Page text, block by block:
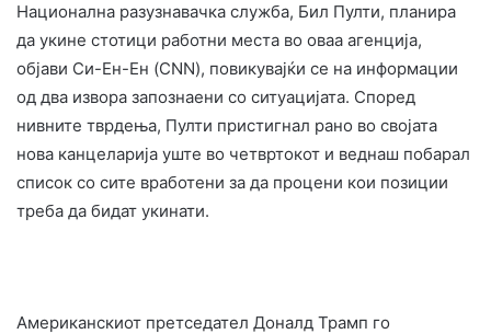
Национална разузнавачка служба, Бил Пулти, планира
да укине стотици работни места во оваа агенција,
објави Си-Ен-Ен (CNN), повикувајќи се на информации
од два извора запознаени со ситуацијата. Според
нивните тврдења, Пулти пристигнал рано во својата
нова канцеларија уште во четвртокот и веднаш побарал
список со сите вработени за да процени кои позиции
треба да бидат укинати.
Американскиот претседател Доналд Трамп го